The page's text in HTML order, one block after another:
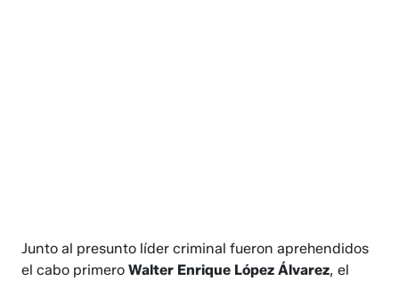
Junto al presunto líder criminal fueron aprehendidos
el cabo primeroWalter Enrique López Álvarez, el